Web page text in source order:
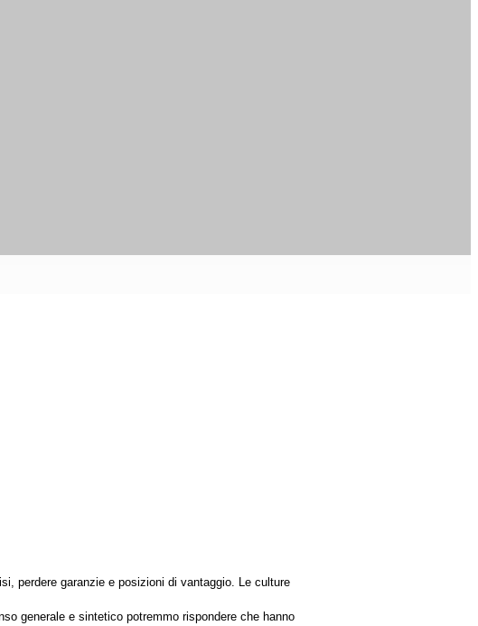
perdere garanzie e posizioni di vantaggio. Le culture
generale e sintetico potremmo rispondere che hanno